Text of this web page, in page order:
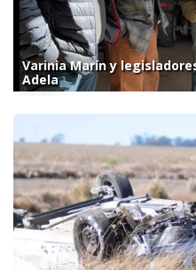
Varinia Marín y
Adela